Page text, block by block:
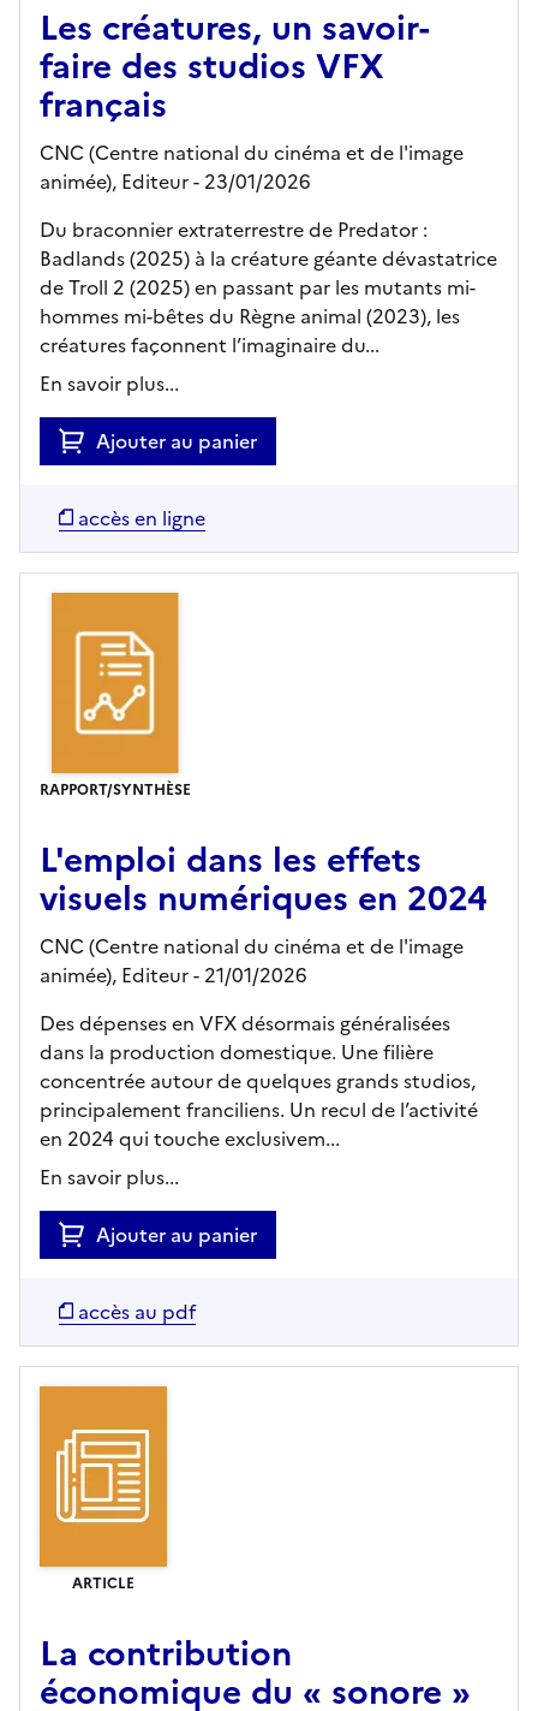
Les créatures, un savoir-
faire des studios VFX
français
CNC (Centre national du cinéma et de l'image
animée), Editeur- 23/01/2026
Du braconnier extraterrestre de Predator :
Badlands (2025) à la créature géante dévastatrice
de Troll 2 (2025) en passant par les mutants mi-
hommes mi-bêtes du Règne animal (2023), les
créatures façonnent l’imaginaire du...
En savoir plus...
Ajouter au panier
accès en ligne
RAPPORT/SYNTHÈSE
L'emploi dans les effets
visuels numériques en 2024
CNC (Centre national du cinéma et de l'image
animée), Editeur- 21/01/2026
Des dépenses en VFX désormais généralisées
dans la production domestique. Une filière
concentrée autour de quelques grands studios,
principalement franciliens. Un recul de l’activité
en 2024 qui touche exclusivem...
En savoir plus...
Ajouter au panier
accès au pdf
ARTICLE
La contribution
économique du « sonore »